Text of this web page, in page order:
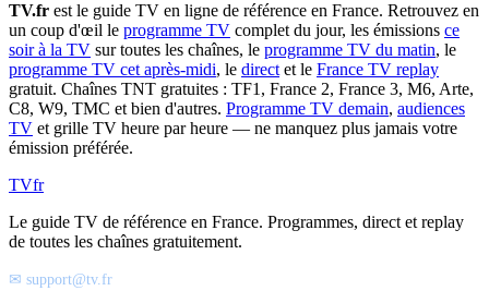
TV.fr est le guide TV en ligne de référence en France. Retrouvez en
un coup d'œil le programme TV complet du jour, les émissions ce
soir à la TV sur toutes les chaînes, le programme TV du matin, le
programme TV cet après-midi, le direct et le France TV replay
gratuit. Chaînes TNT gratuites : TF1, France 2, France 3, M6, Arte,
C8, W9, TMC et bien d'autres. Programme TV demain, audiences
TV et grille TV heure par heure — ne manquez plus jamais votre
émission préférée.
TVfr
Le guide TV de référence en France. Programmes, direct et replay
de toutes les chaînes gratuitement.
✉ support@tv.fr